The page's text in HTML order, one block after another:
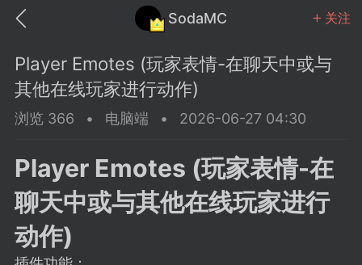
SodaMC 关注
中文社区 SodaMC
Player Emotes (玩家表情-在聊天中或与
其他在线玩家进行动作)
浏览 366 • 电脑端 • 2026-06-27 04:30
Player Emotes (玩家表情-在
聊天中或与其他在线玩家进行
动作)